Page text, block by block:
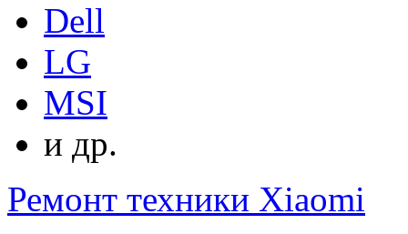
Dell
LG
MSI
и др.
Ремонт техники Xiaomi